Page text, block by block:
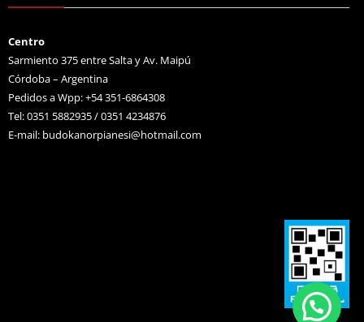
Centro
Sarmiento 375 entre Salta y Av. Maipú
Córdoba – Argentina
Pedidos a Wpp: +54 351-6864308
Tel: 0351 5882935 / 0351 4234876
E-mail: budokanorpianesi@hotmail.com